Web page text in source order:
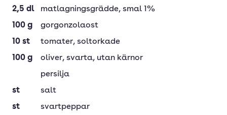
2,5 dl matlagningsgrädde, smal 1%
100 g
gorgonzolaost
10 st tomater, soltorkade
100 g oliver, svarta, utan kärnor
persilja
st
salt
st
svartpeppar